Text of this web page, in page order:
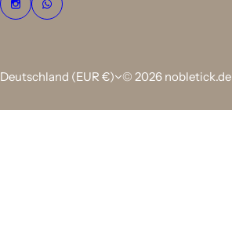
Deutschland (EUR €) © 2026 nobletick.de